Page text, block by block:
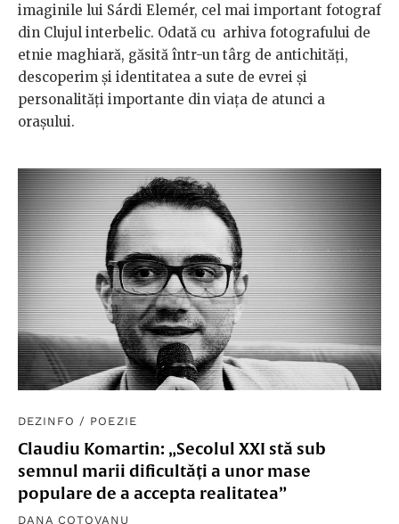
imaginile lui Sárdi Elemér, cel mai important fotograf
din Clujul interbelic. Odată cu arhiva fotografului de
etnie maghiară, găsită într-un târg de antichități,
descoperim și identitatea a sute de evrei și
personalități importante din viața de atunci a
orașului.
DEZINFO / POEZIE
Claudiu Komartin: „Secolul XXI stă sub
semnul marii dificultăți a unor mase
populare de a accepta realitatea”
DANA COȚOVANU